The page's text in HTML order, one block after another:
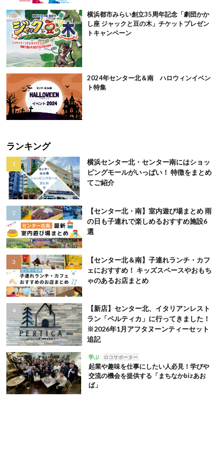
横浜都市みらい創立35周年記念「劇団かか
し座 ジャックと豆の木」チケットプレゼン
トキャンペーン
2024年センター北＆南 ハロウィンイベン
ト特集
ランキング
横浜センター北・センター南にはショッ
ピングモールがいっぱい！ 特徴をまとめ
てご紹介
【センター北・南】室内遊び場まとめ 雨
の日も子連れで楽しめるおすすめ施設6
選
【センター北＆南】子連れランチ・カフ
ェにおすすめ！ キッズスペースやおもち
ゃのあるお店まとめ
【新店】センター北、イタリアンレスト
ラン「ペルティカ」に行ってきました！
※2026年1月アフタヌーンティーセット
追記
学ぶ ロコサポーター
起業や趣味を仕事にしたい人必見！学びや
交流の機会を提供する「まちなかbizあお
ば」